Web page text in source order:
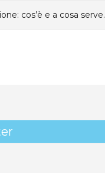
cos’è e a cosa serve.